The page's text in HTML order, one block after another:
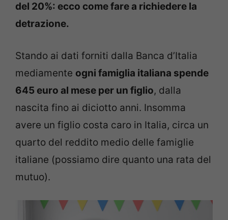
del 20%: ecco come fare a richiedere la
detrazione.
Stando ai dati forniti dalla Banca d’Italia
mediamente ogni famiglia italiana spende
645 euro al mese per un figlio, dalla
nascita fino ai diciotto anni. Insomma
avere un figlio costa caro in Italia, circa un
quarto del reddito medio delle famiglie
italiane (possiamo dire quanto una rata del
mutuo).